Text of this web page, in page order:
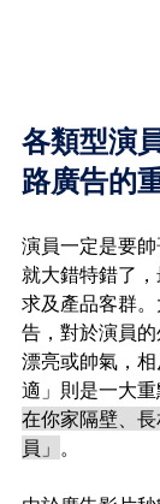
各類型演
路廣告的
演員一定是要
就大錯特錯了
求及產品客群
告，對於演員的
漂亮或帥氣，
適」則是一大
在你家隔壁、
員」 。